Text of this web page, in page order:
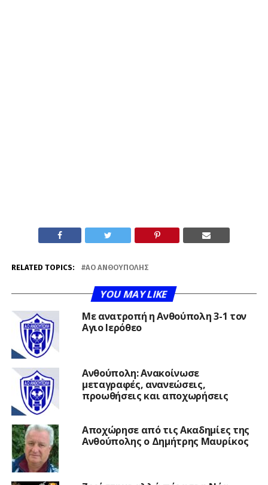
RELATED TOPICS: ΑΟ ΑΝΘΟΎΠΟΛΗΣ
YOU MAY LIKE
Με ανατροπή η Ανθούπολη 3-1 τον
Αγιο Ιερόθεο
Ανθούπολη: Ανακοίνωσε
μεταγραφές, ανανεώσεις,
προωθήσεις και αποχωρήσεις
Αποχώρησε από τις Ακαδημίες της
Ανθούπολης ο Δημήτρης Μαυρίκος